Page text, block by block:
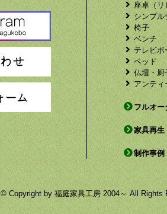
座卓（リ
シンプル
椅子
ベンチ
テレビボ
ベッド
仏壇・厨
アンティ
フルオー
家具再生
制作事例
© Copyright by 福庭家具工房 2004～ All Rights